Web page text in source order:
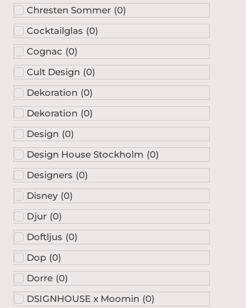
Chresten Sommer (0)
Cocktailglas (0)
Cognac (0)
Cult Design (0)
Dekoration (0)
Dekoration (0)
Design (0)
Design House Stockholm (0)
Designers (0)
Disney (0)
Djur (0)
Doftljus (0)
Dop (0)
Dorre (0)
DSIGNHOUSE x Moomin (0)